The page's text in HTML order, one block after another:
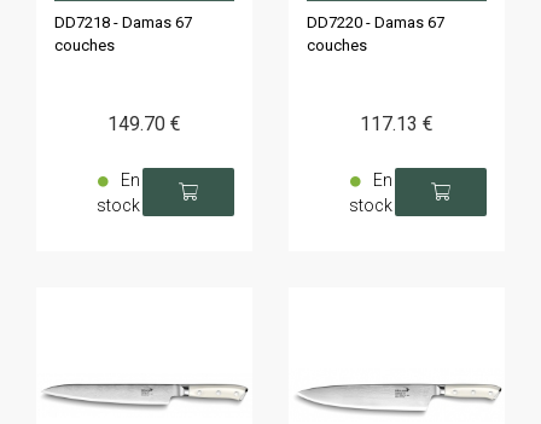
DD7218 - Damas 67
couches
149.70 €
En
stock
DD7220 - Damas 67
couches
117.13 €
En
stock